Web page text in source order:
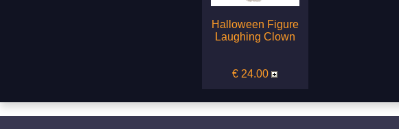
Halloween Figure
Laughing Clown
€ 24.00